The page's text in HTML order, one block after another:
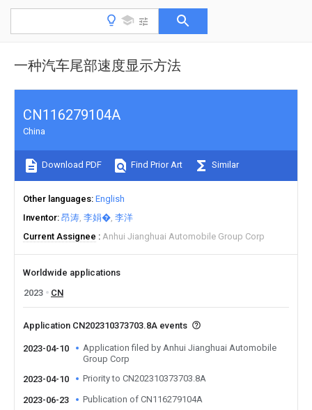
一种汽车尾部速度显示方法
CN116279104A
China
Download PDF Find Prior Art Similar
Other languages English
Inventor 昂涛 李娟� 李洋
Current Assignee
Anhui Jianghuai Automobile Group Corp
Worldwide applications
2023
CN
Application CN202310373703.8A events
2023-04-10
Application filed by Anhui Jianghuai Automobile
Group Corp
2023-04-10
Priority to CN202310373703.8A
2023-06-23 Publication of CN116279104A